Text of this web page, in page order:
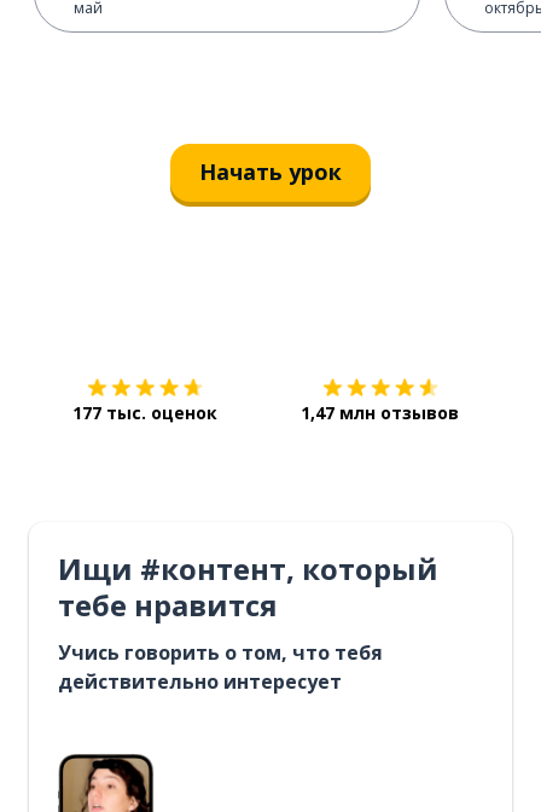
май
Начать урок
177 тыс. оценок 1,47 млн отзывов
Ищи #контент, который
тебе нравится
Учись говорить о том, что тебя
действительно интересует